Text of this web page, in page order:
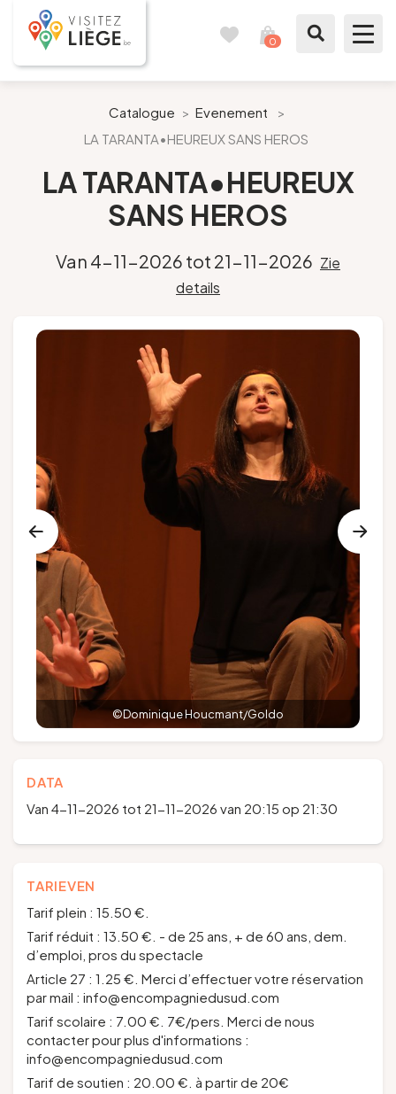
0
Bereid mijn verblijf voor
Agenda
Volg ons
Groepen en touroperators
EN NL
Catalogue > Evenement
>
LA TARANTA•HEUREUX SANS HEROS
LA TARANTA•HEUREUX
SANS HEROS
Van 4-11-2026 tot 21-11-2026 Zie
details
©Dominique Houcmant/Goldo
DATA
Van 4-11-2026 tot 21-11-2026 van 20:15 op 21:30
TARIEVEN
Tarif plein : 15.50 €.
Tarif réduit : 13.50 €. - de 25 ans, + de 60 ans, dem.
d’emploi, pros du spectacle
Article 27 : 1.25 €. Merci d’effectuer votre réservation
par mail : info@encompagniedusud.com
Tarif scolaire : 7.00 €. 7€/pers. Merci de nous
contacter pour plus d'informations :
info@encompagniedusud.com
Tarif de soutien : 20.00 €. à partir de 20€